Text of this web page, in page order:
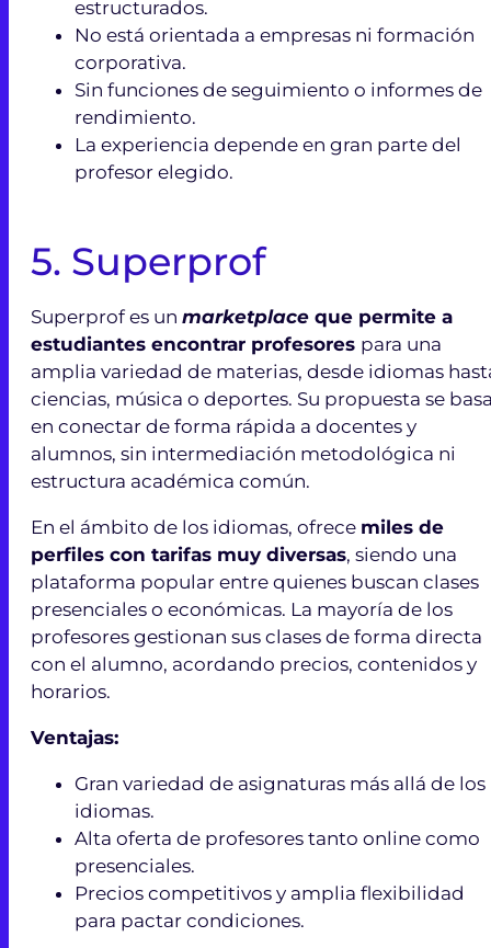
estructurados.
No está orientada a empresas ni formación
corporativa.
Sin funciones de seguimiento o informes de
rendimiento.
La experiencia depende en gran parte del
profesor elegido.
5. Superprof
Superprof es un marketplace que permite a
estudiantes encontrar profesores para una
amplia variedad de materias, desde idiomas
ciencias, música o deportes. Su propuesta se
en conectar de forma rápida a docentes y
alumnos, sin intermediación metodológica ni
estructura académica común.
En el ámbito de los idiomas, ofrece miles de
perfiles con tarifas muy diversas, siendo una
plataforma popular entre quienes buscan clases
presenciales o económicas. La mayoría de los
profesores gestionan sus clases de forma directa
con el alumno, acordando precios, contenidos y
horarios.
Ventajas:
Gran variedad de asignaturas más allá de los
idiomas.
Alta oferta de profesores tanto online como
presenciales.
Precios competitivos y amplia flexibilidad
para pactar condiciones.